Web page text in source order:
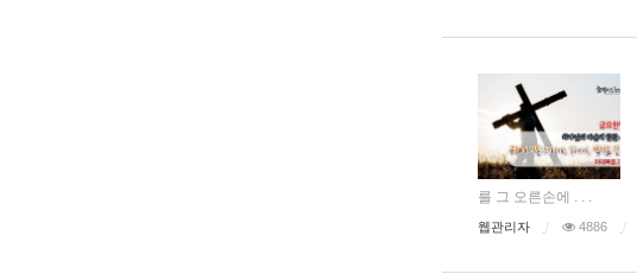
를 그 오른손에 . . .
웹관리자 4886